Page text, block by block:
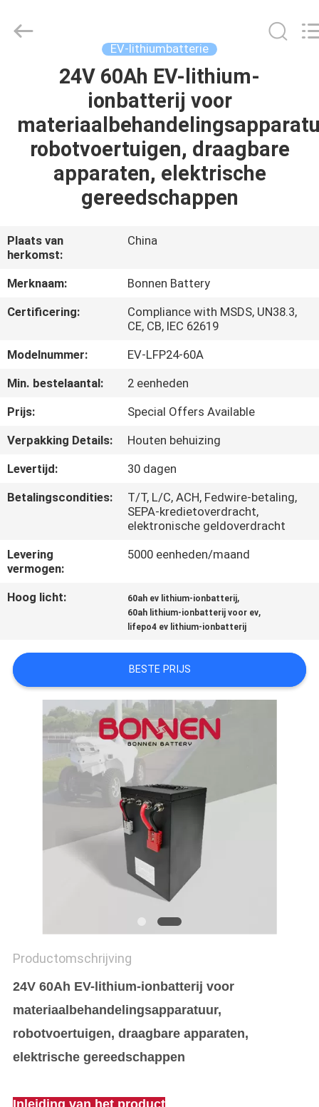
PRODUCTEN
FABRIEKSREIS
KWALITEITSCONTROLE
CONTACTEER
ONS
SITEMAP
PRIVACYBELEID
Technology
EV-lithiumbatterie
24V 60Ah EV-lithium-
ionbatterij voor
robotvoertuigen, draagbare
apparaten, elektrische
gereedschappen
Plaats van
herkomst:
China
Merknaam:
Bonnen Battery
Certificering:
Compliance with MSDS, UN38.3,
CE, CB, IEC 62619
Modelnummer:
EV-LFP24-60A
Min. bestelaantal:
2 eenheden
Prijs:
Special Offers Available
Verpakking Details:
Houten behuizing
Levertijd:
30 dagen
Betalingscondities:
T/T, L/C, ACH, Fedwire-betaling,
SEPA-kredietoverdracht,
elektronische geldoverdracht
Levering
vermogen:
5000 eenheden/maand
Hoog licht: 60ah ev lithium-ionbatterij,
60ah lithium-ionbatterij voor ev,
lifepo4 ev lithium-ionbatterij
BESTE PRIJS
Productomschrijving
24V 60Ah EV-lithium-ionbatterij voor
materiaalbehandelingsapparatuur,
robotvoertuigen, draagbare apparaten,
elektrische gereedschappen